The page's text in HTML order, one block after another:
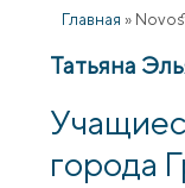
Главная »
Татьяна
города